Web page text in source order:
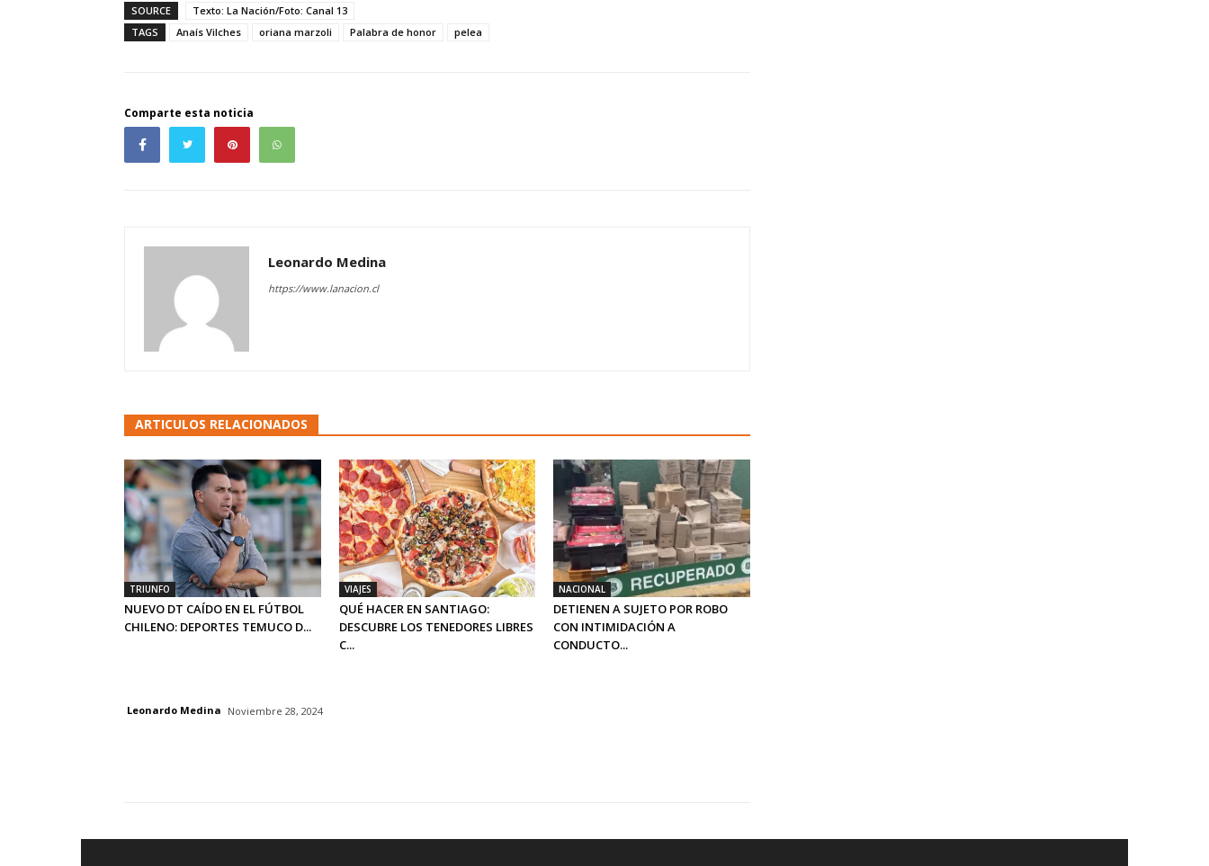
SOURCE
Texto: La Nación/Foto: Canal 13
TAGS
Anaís Vilches oriana marzoli Palabra de honor pelea
Comparte esta noticia
Leonardo Medina
https://www.lanacion.cl
ARTICULOS RELACIONADOS
TRIUNFO
NUEVO DT CAÍDO EN EL FÚTBOL
CHILENO: DEPORTES TEMUCO D...
VIAJES
QUÉ HACER EN SANTIAGO:
DESCUBRE LOS TENEDORES LIBRES
C...
NACIONAL
DETIENEN A SUJETO POR ROBO
CON INTIMIDACIÓN A
CONDUCTO...
Leonardo Medina Noviembre 28, 2024